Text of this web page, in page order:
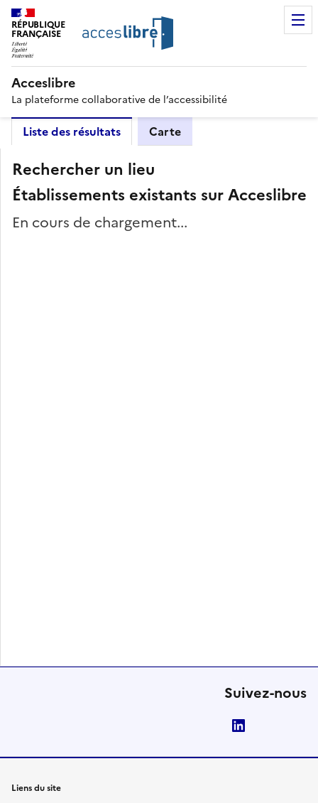
RÉPUBLIQUE
FRANÇAISE
Acceslibre
La plateforme collaborative de l’accessibilité
Liste des résultats Carte
Rechercher un lieu
Établissements existants sur Acceslibre
En cours de chargement...
Suivez-nous
Liens du site